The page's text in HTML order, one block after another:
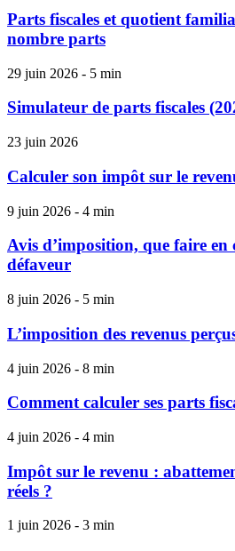
Parts fiscales et quotient
nombre parts
29 juin 2026 - 5 min
Simulateur de parts fiscales
23 juin 2026
Calculer son impôt sur le
9 juin 2026 - 4 min
Avis d’imposition, que faire en
défaveur
8 juin 2026 - 5 min
L’imposition des revenus
4 juin 2026 - 8 min
Comment calculer ses parts
4 juin 2026 - 4 min
Impôt sur le revenu :
réels ?
1 juin 2026 - 3 min